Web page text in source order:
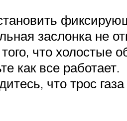
заслонка не
что
как все работает.
что трос